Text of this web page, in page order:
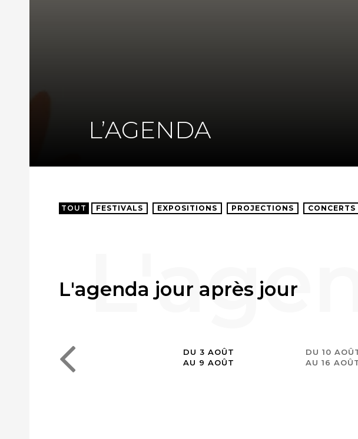
L’AGENDA
TOUT FESTIVALS EXPOSITIONS PROJECTIONS CONCERTS
L'agenda jour après jour
DU 3 AOÛT
AU 9 AOÛT
DU 10
AU 16